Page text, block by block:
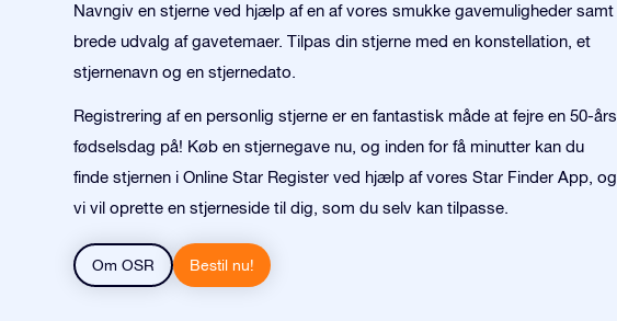
Navngiv en stjerne ved hjælp af en af vores smukke gavemuligheder samt
brede udvalg af gavetemaer. Tilpas din stjerne med en konstellation, et
stjernenavn og en stjernedato.
Registrering af en personlig stjerne er en fantastisk måde at fejre en 50-års
fødselsdag på! Køb en stjernegave nu, og inden for få minutter kan du
finde stjernen i Online Star Register ved hjælp af vores Star Finder App, og
vi vil oprette en stjerneside til dig, som du selv kan tilpasse.
Om OSR Bestil nu!